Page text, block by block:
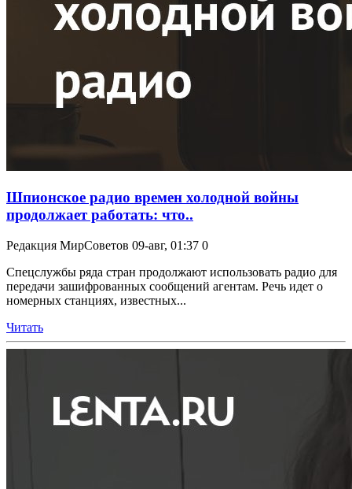
Шпионское радио времен холодной войны
продолжает работать: что..
Редакция МирСоветов 09-авг, 01:37 0
Спецслужбы ряда стран продолжают использовать радио для
передачи зашифрованных сообщений агентам. Речь идет о
номерных станциях, известных...
Читать